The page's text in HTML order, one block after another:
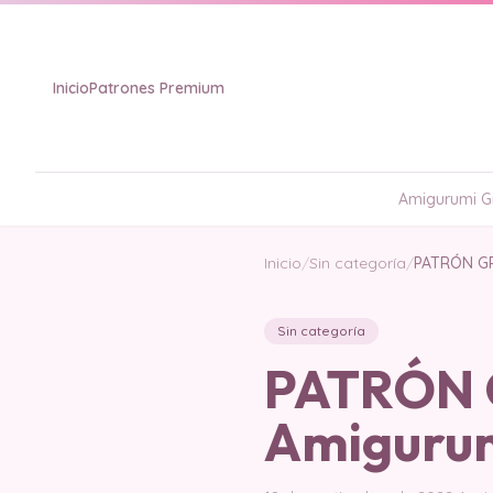
InicioPatrones Premium
Amigurumi
Inicio/Sin categoría/PATRÓN
Sin categoría